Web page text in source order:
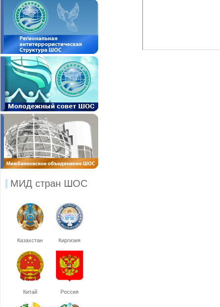
МИД стран ШОС
Казахстан Киргизия
Китай Россия